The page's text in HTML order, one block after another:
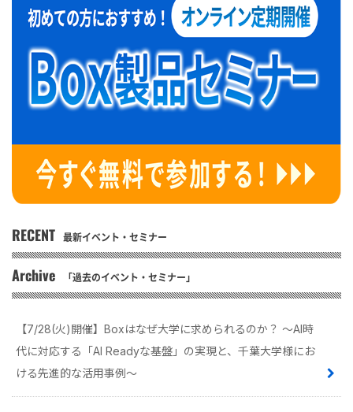
RECENT 最新イベント・セミナー
Archive 「過去のイベント・セミナー」
【7/28(火)開催】Boxはなぜ大学に求められるのか？ 〜AI時
代に対応する「AI Readyな基盤」の実現と、千葉大学様にお
ける先進的な活用事例〜